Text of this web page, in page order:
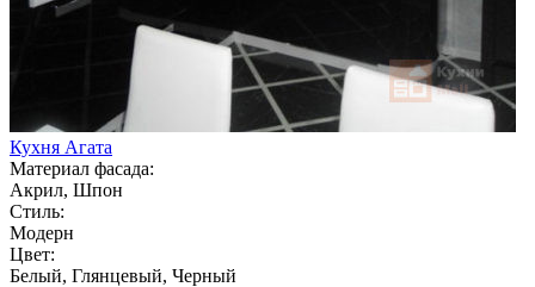
Кухня Агата
Материал фасада:
Акрил, Шпон
Стиль:
Модерн
Цвет:
Белый, Глянцевый, Черный